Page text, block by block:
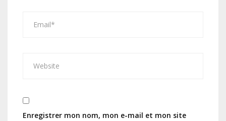
Enregistrer mon nom, mon e-mail et mon site